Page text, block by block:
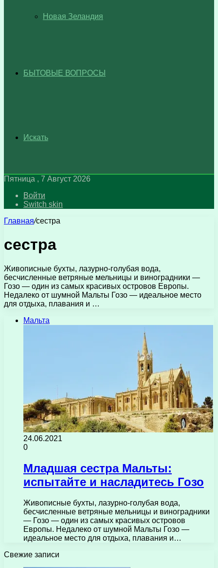
Новая Зеландия
БЫТОВЫЕ ВОПРОСЫ
Искать
Пятница , 7 Август 2026
Войти
Switch skin
Главная/сестра
сестра
Живописные бухты, лазурно-голубая вода,
бесчисленные ветряные мельницы и виноградники —
Гозо — один из самых красивых островов Европы.
Недалеко от шумной Мальты Гозо — идеальное место
для отдыха, плавания и …
Мальта
24.06.2021
0
Младшая сестра Мальты:
испытайте и насладитесь Гозо
Живописные бухты, лазурно-голубая вода,
бесчисленные ветряные мельницы и виноградники
— Гозо — один из самых красивых островов
Европы. Недалеко от шумной Мальты Гозо —
идеальное место для отдыха, плавания и…
Свежие записи